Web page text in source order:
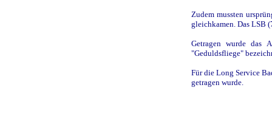
Zudem mussten
gleichkamen. Das LSB
Getragen wurde das
"Geduldsfliege"
Für die Long Service
getragen wurde.